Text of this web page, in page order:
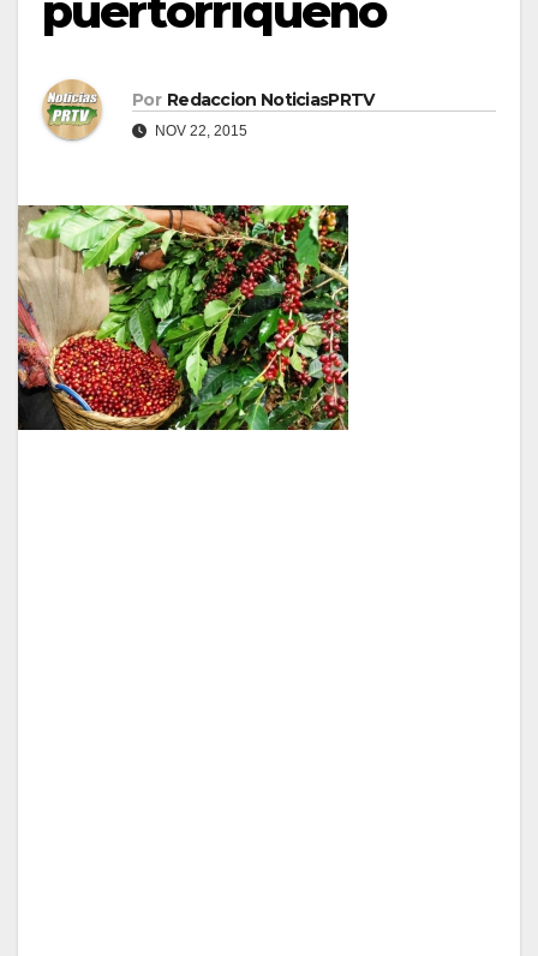
Por Redaccion NoticiasPRTV
NOV 22, 2015